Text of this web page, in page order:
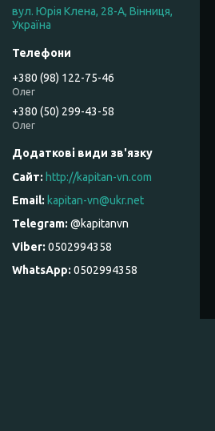
вул. Юрія Клена, 28-А, Вінниця,
Україна
+380 (98) 122-75-46
Олег
+380 (50) 299-43-58
Олег
http://kapitan-vn.com
kapitan-vn@ukr.net
@kapitanvn
0502994358
0502994358